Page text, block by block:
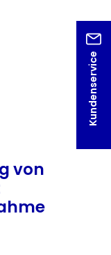
Kundenservice
von